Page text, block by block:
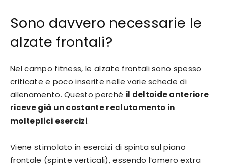
Sono davvero necessarie le
alzate frontali?
Nel campo fitness, le alzate frontali sono spesso
criticate e poco inserite nelle varie schede di
allenamento. Questo perché il deltoide anteriore
riceve già un costante reclutamento in
molteplici esercizi.
Viene stimolato in esercizi di spinta sul piano
frontale (spinte verticali), essendo l’omero extra